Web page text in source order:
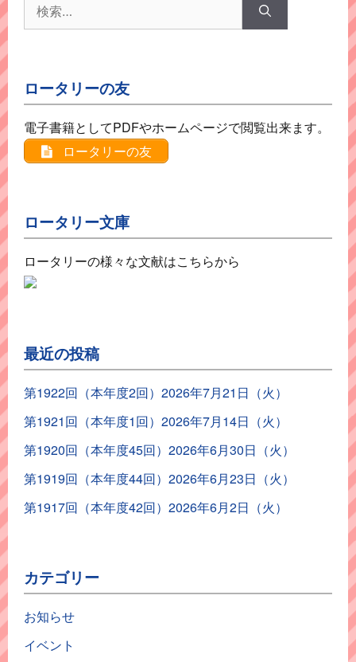
索:
ロータリーの友
電子書籍としてPDFやホームページで閲覧出来ます。
ロータリーの友
ロータリー文庫
ロータリーの様々な文献はこちらから
最近の投稿
第1922回（本年度2回）2026年7月21日（火）
第1921回（本年度1回）2026年7月14日（火）
第1920回（本年度45回）2026年6月30日（火）
第1919回（本年度44回）2026年6月23日（火）
第1917回（本年度42回）2026年6月2日（火）
カテゴリー
お知らせ
イベント